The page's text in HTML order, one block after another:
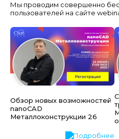
Мы проводим совершенно
пользователей на сайте
Обзор новых возможностей
nanoCAD
Металлоконструкции 26
Подробнее